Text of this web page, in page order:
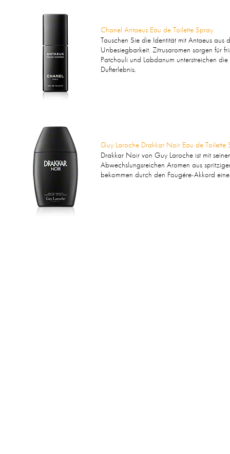
Chanel Antaeus Eau de Toilette Spray
Tauschen Sie die Identität mit Antaeus
Unbesiegbarkeit. Zitrusaromen sorgen für
Patchouli und Labdanum unterstreichen
Dufterlebnis.
Guy Laroche Drakkar Noir Eau de Toilette
Drakkar Noir von Guy Laroche ist mit
Abwechslungsreichen Aromen aus
bekommen durch den Fougére-Akkord